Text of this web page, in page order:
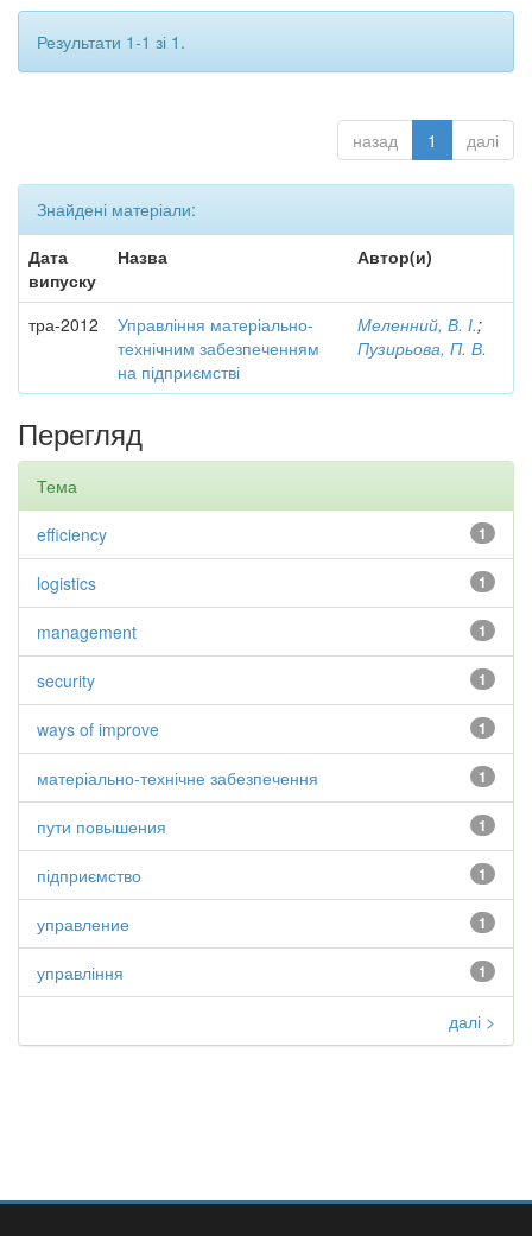
Результати 1-1 зі 1.
назад 1 далі
Знайдені матеріали:
Дата
випуску
Назва Автор(и)
тра-2012
Управління матеріально-
технічним забезпеченням
на підприємстві
Меленний, В. І.;
Пузирьова, П. В.
Перегляд
Тема
1
efficiency
1
logistics
1
management
1
security
1
ways of improve
1
матеріально-технічне забезпечення
1
пути повышения
1
підприємство
1
управление
1
управління
далі >